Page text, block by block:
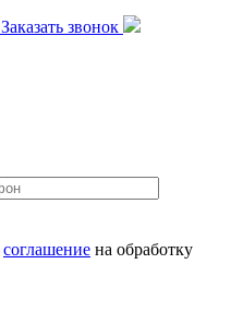
Заказать звонок
соглашение на обработку